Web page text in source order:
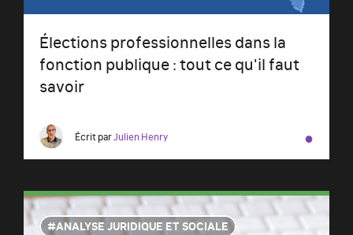
Élections professionnelles dans la
fonction publique : tout ce qu'il faut
savoir
Écrit parJulien Henry ●
ANALYSE JURIDIQUE ET SOCIALE